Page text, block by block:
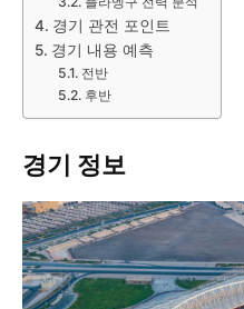
경기 관전 포인트
경기 내용 예측
전반
후반
경기 정보